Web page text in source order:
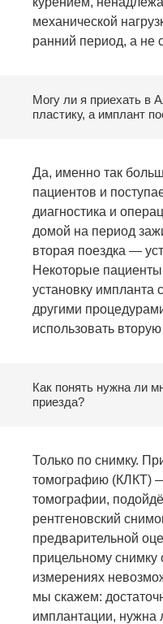
механической
ранний период, а не
Могу ли я приехать в
пластику, а имплант
Да, именно так
пациентов и
диагностика и
домой на период
вторая поездка —
Некоторые
установку импланта
другими
использовать вторую
Как понять нужна ли
приезда?
Только по снимку.
томографию (КЛКТ)
томографии,
рентгеновский
предварительной
прицельному снимку
измерениях
мы скажем:
имплантации, нужна